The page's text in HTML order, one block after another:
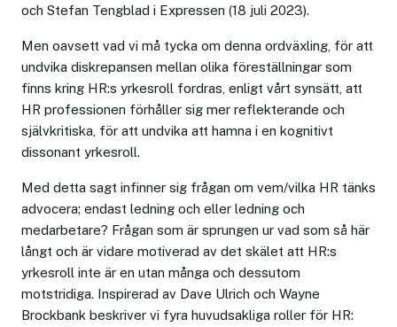
och Stefan Tengblad i Expressen (18 juli 2023).
Men oavsett vad vi må tycka om denna ordväxling, för att
undvika diskrepansen mellan olika föreställningar som
finns kring HR:s yrkesroll fordras, enligt vårt synsätt, att
HR professionen förhåller sig mer reflekterande och
självkritiska, för att undvika att hamna i en kognitivt
dissonant yrkesroll.
Med detta sagt infinner sig frågan om vem/vilka HR tänks
advocera; endast ledning och eller ledning och
medarbetare? Frågan som är sprungen ur vad som så här
långt och är vidare motiverad av det skälet att HR:s
yrkesroll inte är en utan många och dessutom
motstridiga. Inspirerad av Dave Ulrich och Wayne
Brockbank beskriver vi fyra huvudsakliga roller för HR: